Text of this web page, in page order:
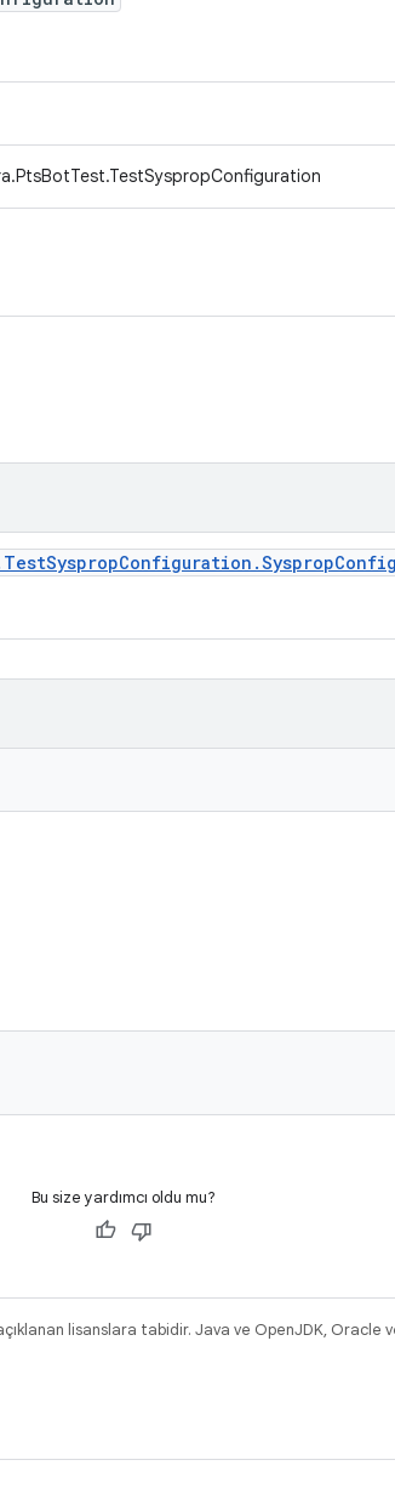
TestSyspropConfiguration .Sysprop
Bu size yardımcı oldu mu?
lisanslara tabidir. Java ve OpenJDK, Oracle